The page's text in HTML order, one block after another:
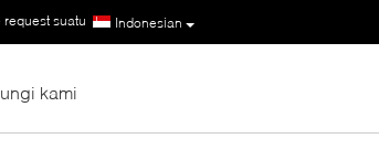
Indonesian
request suatu |
kami